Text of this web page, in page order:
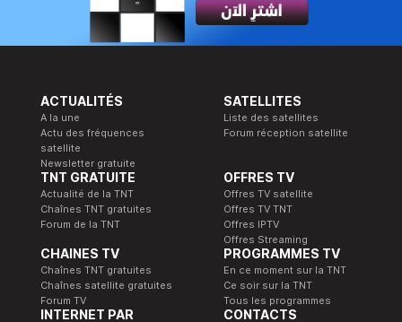
ACTUALITÉS
A la une
Actu des fréquences
satellite
Newsletter gratuite
SATELLITES
Liste des satellites
Forum réception satellite
TNT GRATUITE
Actualité de la TNT
Chaînes TNT gratuites
Forum de la TNT
OFFRES TV
Offres TV satellite
Offres TV TNT
Offres IPTV
Offres Streaming
CHAINES TV
Chaînes TNT gratuites
Chaînes satellite gratuites
Forum TV
PROGRAMMES TV
En ce moment sur la TNT
Ce soir sur la TNT
Tous les programmes
INTERNET PAR CONTACTS